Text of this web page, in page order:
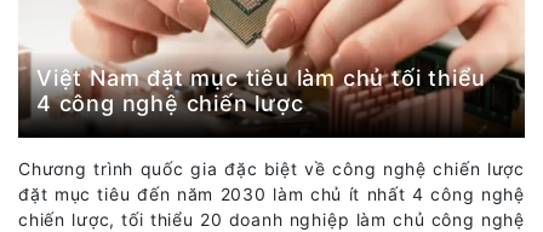
Việt Nam đặt mục tiêu làm chủ tối thiểu
4 công nghệ chiến lược
Chương trình quốc gia đặc biệt về công nghệ chiến lược
đặt mục tiêu đến năm 2030 làm chủ ít nhất 4 công nghệ
chiến lược, tối thiểu 20 doanh nghiệp làm chủ công nghệ